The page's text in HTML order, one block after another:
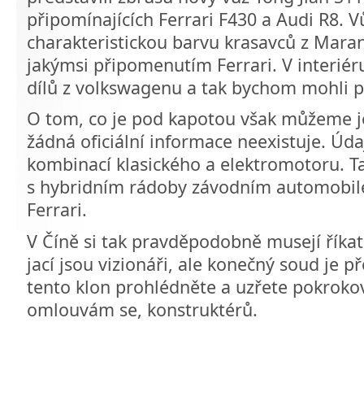
připomínajících Ferrari F430 a Audi R8.
charakteristickou barvu krasavců z
jakýmsi připomenutím Ferrari. V
dílů z volkswagenu a tak bychom mohli
O tom, co je pod kapotou však můžeme
žádná oficiální informace neexistuje.
kombinací klasického a elektromotoru.
s hybridním rádoby závodním
Ferrari.
V Číně si tak pravděpodobně musejí
jací jsou vizionáři, ale konečný soud je
tento klon prohlédněte a uzřete
omlouvám se, konstruktérů.